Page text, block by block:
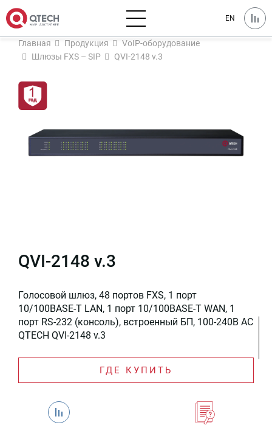
EN
Главная Продукция
VoIP-оборудование
Шлюзы FXS – SIP
QVI-2148 v.3
QVI-2148 v.3
Голосовой шлюз, 48 портов FXS, 1 порт
10/100BASE-T LAN, 1 порт 10/100BASE-T WAN, 1
порт RS-232 (консоль), встроенный БП, 100-240В AC
QTECH QVI-2148 v.3
ГДЕ КУПИТЬ